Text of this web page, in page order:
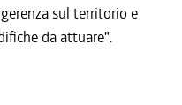
sul territorio e
da attuare".